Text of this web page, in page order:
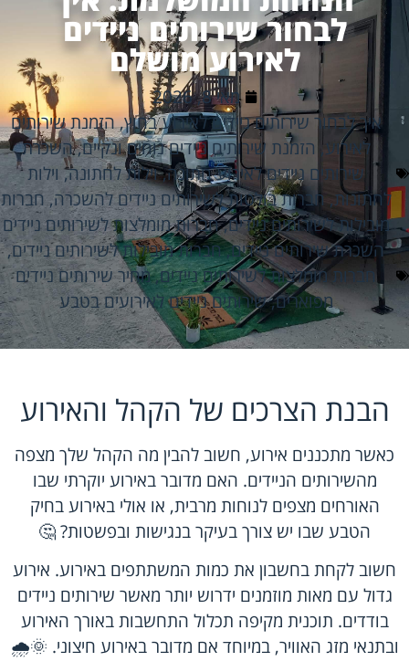
לבחור שירותים ניידים
לאירוע מושלם
מאי 8, 2026
איך לבחור שירותים ניידים לאירוע בחוץ,הזמנת שירותים
לאירוע, הזמנת שירותים ניידים נוחים ונקיים,השכרת
שירותים ניידים לאירוע חתונה,וילות לחתונה, וילות
לחתונות, חברות בולטות לשירותים ניידים להשכרה,חברות
מובילות לשירותים ניידים,חברות מומלצות לשירותים ניידים
השכרת שירותים ניידים,חברות מובילות לשירותים ניידים,
חברות מומלצות לשירותים ניידים,מחיר שירותים ניידים
מפוארים,שירותים ניידים לאירועים בטבע
הבנת הצרכים של הקהל והאירוע
כאשר מתכננים אירוע, חשוב להבין מה הקהל שלך מצפה
מהשירותים הניידים. האם מדובר באירוע יוקרתי שבו
האורחים מצפים לנוחות מרבית, או אולי באירוע בחיק
הטבע שבו יש צורך בעיקר בנגישות ובפשטות? 🤔
חשוב לקחת בחשבון את כמות המשתתפים באירוע. אירוע
גדול עם מאות מוזמנים ידרוש יותר מאשר שירותים ניידים
בודדים. תוכנית מקיפה תכלול התחשבות באורך האירוע
ובתנאי מזג האוויר, במיוחד אם מדובר באירוע חיצוני. 🌞🌧️